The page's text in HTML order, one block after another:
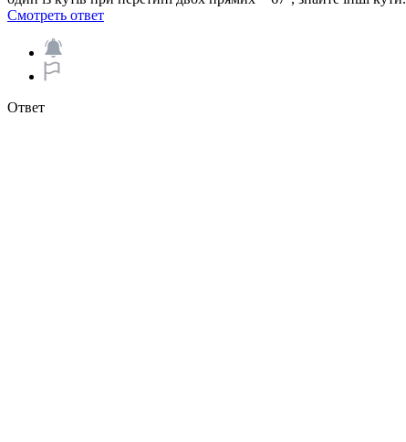
Смотреть ответ
Ответ